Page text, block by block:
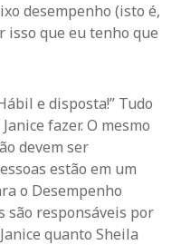
desempenho (isto é,
isso que eu tenho que
e disposta!” Tudo
fazer. O mesmo
devem ser
estão em um
o Desempenho
são responsáveis por
quanto Sheila